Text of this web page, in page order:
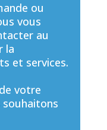
ou
vous
au
la
et services.
votre